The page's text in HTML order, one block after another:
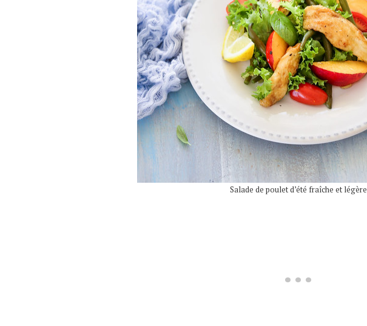
Salade de poulet d’été fraîche et légère